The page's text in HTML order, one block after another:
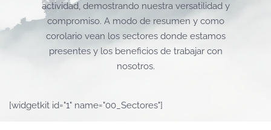
actividad, demostrando nuestra versatilidad y
compromiso. A modo de resumen y como
corolario vean los sectores donde estamos
presentes y los beneficios de trabajar con
nosotros.
[widgetkit id="1" name="00_Sectores"]